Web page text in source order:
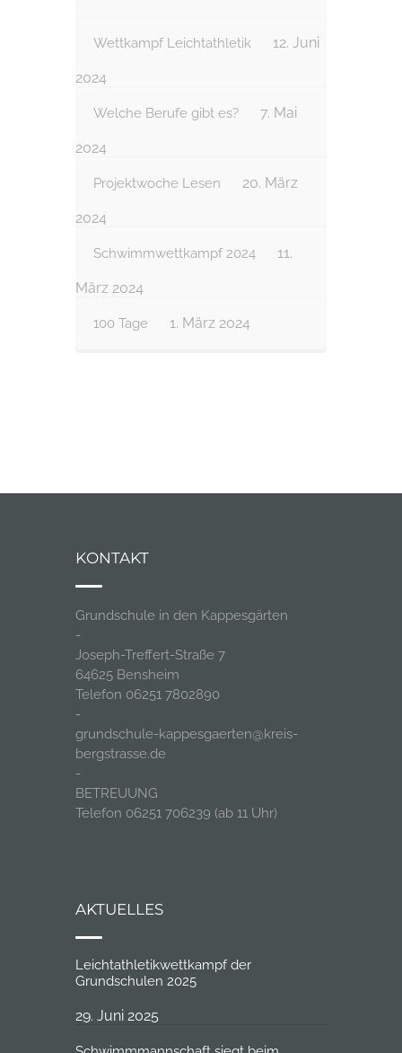
Wettkampf Leichtathletik 12. Juni
2024
Welche Berufe gibt es? 7. Mai
2024
Projektwoche Lesen 20. März
2024
Schwimmwettkampf 2024 11.
März 2024
100 Tage 1. März 2024
KONTAKT
Grundschule in den Kappesgärten
-
Joseph-Treffert-Straße 7
64625 Bensheim
Telefon 06251 7802890
-
grundschule-kappesgaerten@kreis-
bergstrasse.de
-
BETREUUNG
Telefon 06251 706239 (ab 11 Uhr)
AKTUELLES
Leichtathletikwettkampf der
Grundschulen 2025
29. Juni 2025